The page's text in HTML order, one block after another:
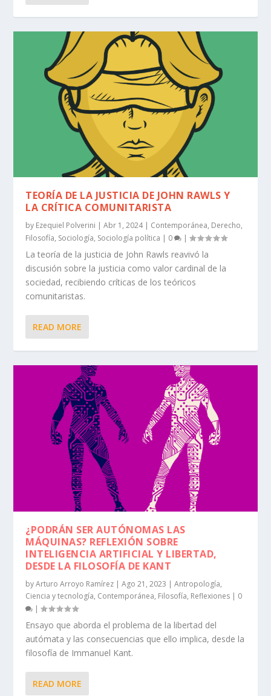
TEORÍA DE LA JUSTICIA DE JOHN RAWLS Y
LA CRÍTICA COMUNITARISTA
by Ezequiel Polverini |Abr 1, 2024| Contemporánea, Derecho,
Filosofía, Sociología, Sociología política | 0 |
La teoría de la justicia de John Rawls reavivó la
discusión sobre la justicia como valor cardinal de la
sociedad, recibiendo críticas de los teóricos
comunitaristas.
READ MORE
¿PODRÁN SER AUTÓNOMAS LAS
MÁQUINAS? REFLEXIÓN SOBRE
INTELIGENCIA ARTIFICIAL Y LIBERTAD,
DESDE LA FILOSOFÍA DE KANT
byArturo Arroyo Ramírez |Ago 21, 2023 |Antropología,
Ciencia y tecnología, Contemporánea, Filosofía, Reflexiones | 0
|
Ensayo que aborda el problema de la libertad del
autómata y las consecuencias que ello implica, desde la
filosofía de Immanuel Kant.
READ MORE